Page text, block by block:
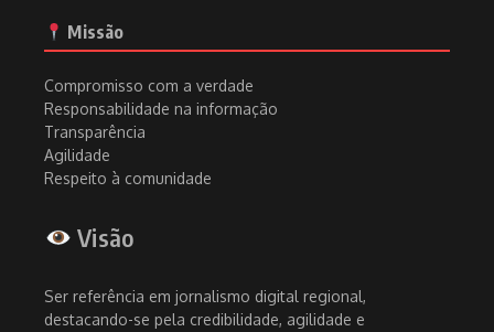
Missão
Compromisso com a verdade
Responsabilidade na informação
Transparência
Agilidade
Respeito à comunidade
Visão
Ser referência em jornalismo digital regional,
destacando-se pela credibilidade, agilidade e